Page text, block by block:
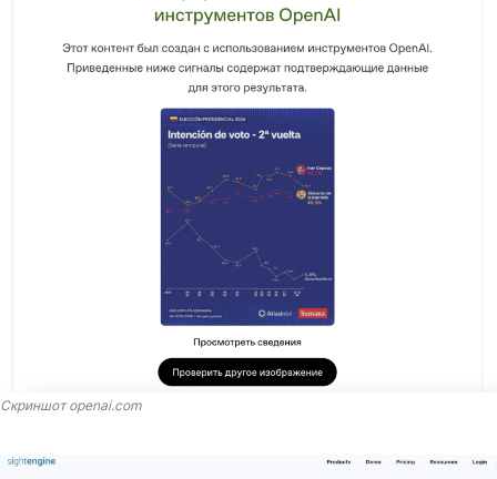
Скриншот openai.com